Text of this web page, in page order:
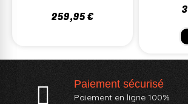
259,95 €
Paiement sécurisé
Paiement en ligne 100%